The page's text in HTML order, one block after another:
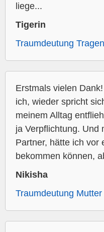
liege...
Tigerin
Traumdeutung Tragen
Erstmals vielen
ich, wieder spricht
meinem Alltag
ja Verpflichtung. Und
Partner, hätte ich vor
bekommen können,
Nikisha
Traumdeutung